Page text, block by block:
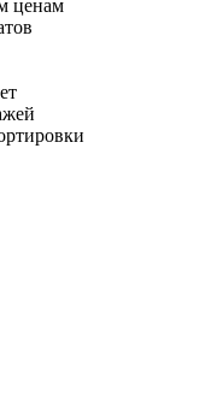
ценам